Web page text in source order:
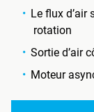
Le flux d’air
rotation
Sortie d’air
Moteur